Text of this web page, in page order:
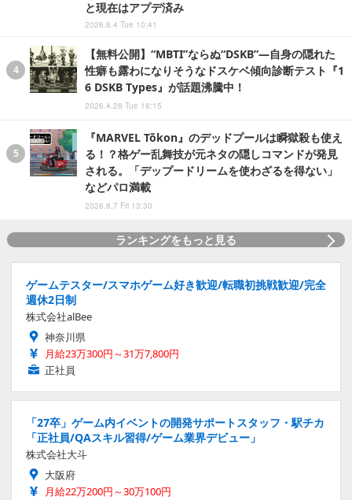
と現在はアプデ済み
2026.8.4 Tue 10:41
【無料公開】“MBTI”ならぬ“DSKB”―自身の隠れた
性癖も露わになりそうなドスケベ傾向診断テスト『1
6 DSKB Types』が話題沸騰中！
2026.4.28 Tue 18:15
『MARVEL Tōkon』のデッドプールは瞬獄殺も使え
る！？格ゲー乱舞技が元ネタの隠しコマンドが発見
される。「デップードリームを使わざるを得ない」
などパロ満載
2026.8.7 Fri 13:30
ランキングをもっと見る
ゲームテスター/スマホゲーム好き歓迎/転職初挑戦歓迎/完全
週休2日制
株式会社alBee
神奈川県
月給23万300円～31万7,800円
正社員
「27卒」ゲーム内イベントの開発サポートスタッフ・駅チカ
「正社員/QAスキル習得/ゲーム業界デビュー」
株式会社大斗
大阪府
月給22万200円～30万100円